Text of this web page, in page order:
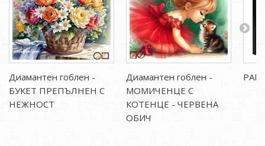
Диамантен гоблен -
БУКЕТ ПРЕПЪЛНЕН С
НЕЖНОСТ
Диамантен гоблен -
МОМИЧЕНЦЕ С
КОТЕНЦЕ - ЧЕРВЕНА
ОБИЧ